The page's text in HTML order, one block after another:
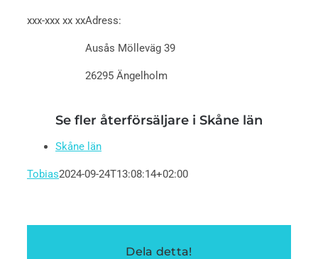
xxx-xxx xx xxAdress:
Ausås Mölleväg 39
26295 Ängelholm
Se fler återförsäljare i Skåne län
Skåne län
Tobias2024-09-24T13:08:14+02:00
Dela detta!